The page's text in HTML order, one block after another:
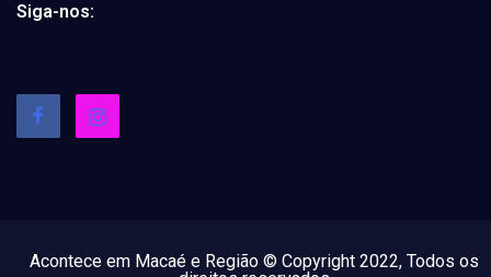
Siga-nos:
Acontece em Macaé e Região © Copyright 2022, Todos os